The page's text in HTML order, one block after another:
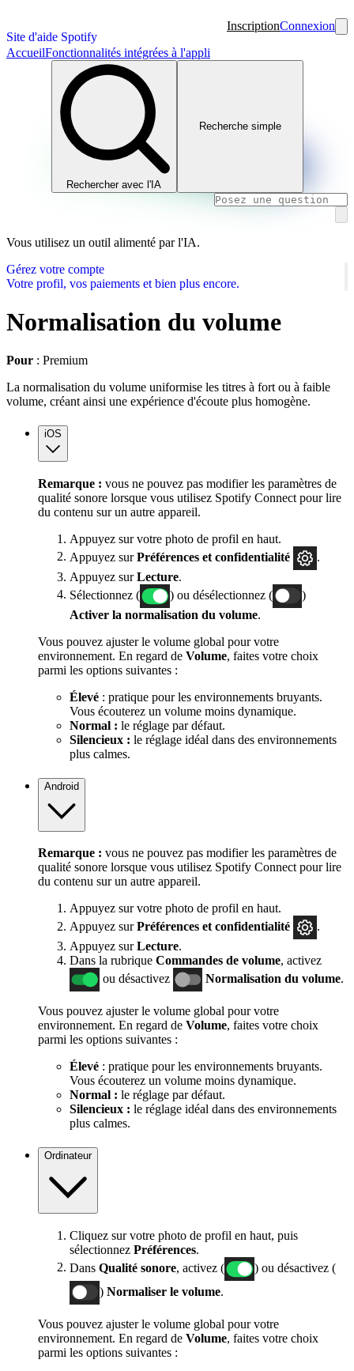
Site d'aide Spotify
InscriptionConnexion
AccueilFonctionnalités intégrées à l'appli
Rechercher avec l'IA
Recherche simple
Vous utilisez un outil alimenté par l'IA.
Gérez votre compte
Votre profil, vos paiements et bien plus encore.
Normalisation du volume
Pour : Premium
La normalisation du volume uniformise les titres à fort ou à faible
volume, créant ainsi une expérience d'écoute plus homogène.
iOS
Remarque : vous ne pouvez pas modifier les paramètres de
qualité sonore lorsque vous utilisez Spotify Connect pour lire
du contenu sur un autre appareil.
Appuyez sur votre photo de profil en haut.
Appuyez surPréférences et confidentialité
.
Appuyez surLecture.
Sélectionnez (
) ou désélectionnez (
)
Activer la normalisation du volume.
Vous pouvez ajuster le volume global pour votre
environnement. En regard de Volume, faites votre choix
parmi les options suivantes :
Élevé : pratique pour les environnements bruyants.
Vous écouterez un volume moins dynamique.
Normal : le réglage par défaut.
Silencieux : le réglage idéal dans des environnements
plus calmes.
Android
Remarque : vous ne pouvez pas modifier les paramètres de
qualité sonore lorsque vous utilisez Spotify Connect pour lire
du contenu sur un autre appareil.
Appuyez sur votre photo de profil en haut.
Appuyez surPréférences et confidentialité
.
Appuyez surLecture.
Dans la rubrique Commandes de volume, activez
ou désactivez
Normalisation du volume.
Vous pouvez ajuster le volume global pour votre
environnement. En regard de Volume, faites votre choix
parmi les options suivantes :
Élevé : pratique pour les environnements bruyants.
Vous écouterez un volume moins dynamique.
Normal : le réglage par défaut.
Silencieux : le réglage idéal dans des environnements
plus calmes.
Ordinateur
Cliquez sur votre photo de profil en haut, puis
sélectionnez Préférences.
Dans Qualité sonore , activez (
) ou désactivez (
) Normaliser le volume.
Vous pouvez ajuster le volume global pour votre
environnement. En regard de Volume, faites votre choix
parmi les options suivantes :